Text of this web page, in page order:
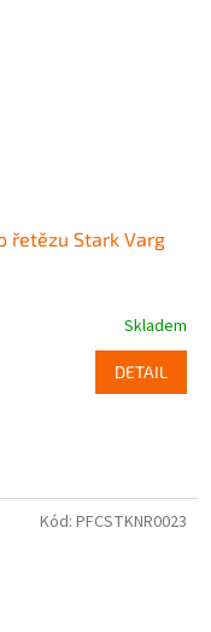
řetězu Stark Varg
Skladem
DETAIL
Kód: PFCSTKNR0023